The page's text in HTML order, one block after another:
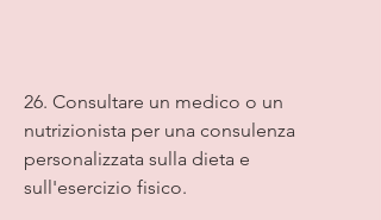
26. Consultare un medico o un
nutrizionista per una consulenza
personalizzata sulla dieta e
sull'esercizio fisico.